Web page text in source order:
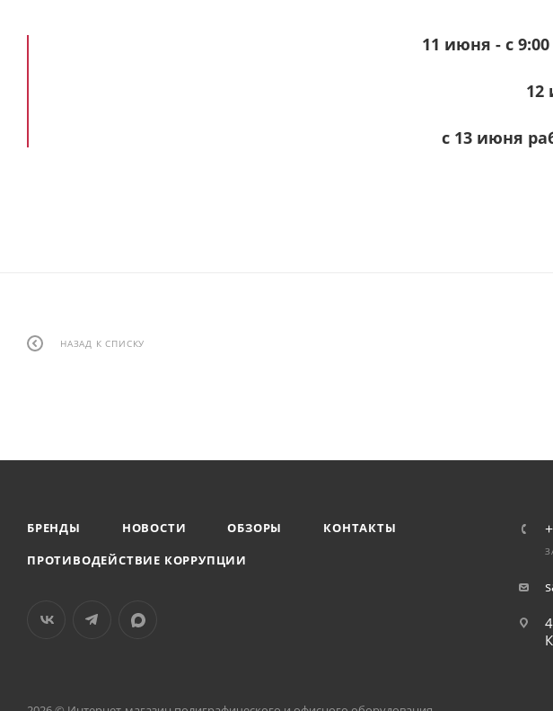
11 июня - с
12
с 13 июня
НАЗАД К СПИСКУ
БРЕНДЫ НОВОСТИ ОБЗОРЫ
КОНТАКТЫ
ПРОТИВОДЕЙСТВИЕ КОРРУПЦИИ